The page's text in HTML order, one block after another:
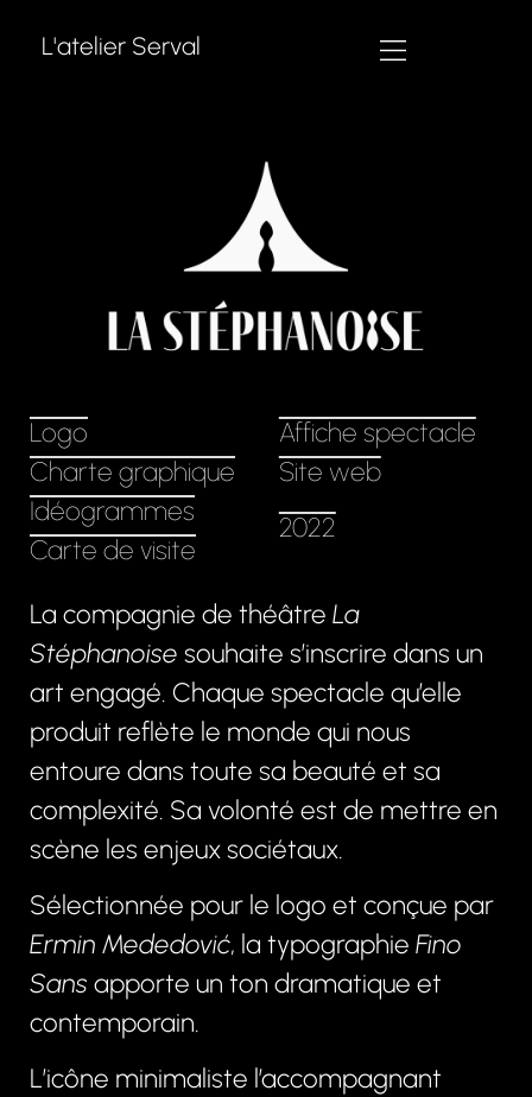
L'atelier Serval
Logo
Charte graphique
Idéogrammes
Carte de visite
Affiche spectacle
Site web
2022
La compagnie de théâtre La
Stéphanoise souhaite s’inscrire dans un
art engagé. Chaque spectacle qu’elle
produit reflète le monde qui nous
entoure dans toute sa beauté et sa
complexité. Sa volonté est de mettre en
scène les enjeux sociétaux.
Sélectionnée pour le logo et conçue par
Ermin Mededović, la typographie Fino
Sans apporte un ton dramatique et
contemporain.
L’icône minimaliste l’accompagnant